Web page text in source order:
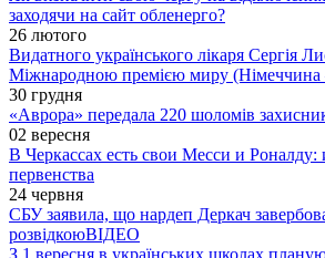
заходячи на сайт обленерго?
26 лютого
Видатного українського лікаря Сергія
Міжнародною премією миру
30 грудня
«Аврора» передала 220 шоломів
02 вересня
В Черкассах есть свои Месси и Роналду:
первенства
24 червня
СБУ заявила, що нардеп Деркач
розвідкоюВІДЕО